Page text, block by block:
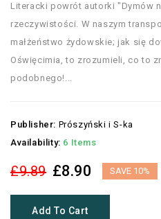
Literacki powrót autorki "Dymów
rzeczywistości. W naszym
małżeństwo żydowskie; jak się
Oświęcimia, to zrozumieli, co to
podobnego!...
Publisher: Prószyński i S-ka
Availability: 6 Items
£9.89 £8.90 SAVE 10%
Add To Cart